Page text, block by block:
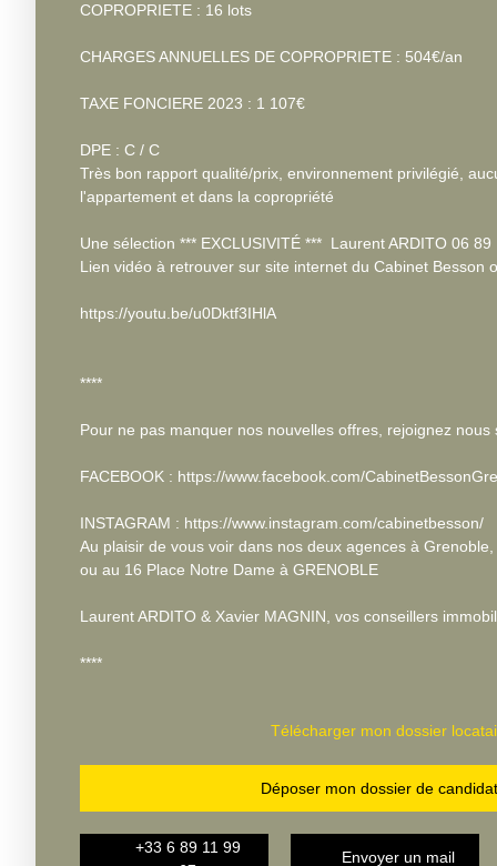
COPROPRIETE : 16 lots
CHARGES ANNUELLES DE COPROPRIETE : 504€/an
TAXE FONCIERE 2023 : 1 107€
DPE : C / C
Très bon rapport qualité/prix, environnement privilégié,
l'appartement et dans la copropriété
Une sélection *** EXCLUSIVITÉ *** Laurent ARDITO 06 89
Lien vidéo à retrouver sur site internet du Cabinet Besson
https://youtu.be/u0Dktf3IHlA
****
Pour ne pas manquer nos nouvelles offres, rejoignez
FACEBOOK : https://www.facebook.com/
INSTAGRAM : https://www.instagram.com/cabinetbesson/
Au plaisir de vous voir dans nos deux agences à
ou au 16 Place Notre Dame à GRENOBLE
Laurent ARDITO & Xavier MAGNIN, vos conseillers
****
Télécharger mon dossier
Déposer mon dossier de
+33 6 89 11 99
Envoyer un mail